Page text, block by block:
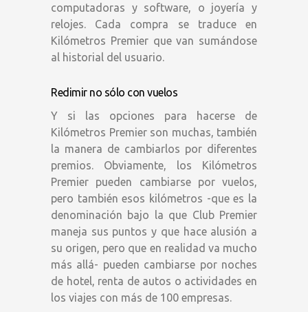
computadoras y software, o joyería y
relojes. Cada compra se traduce en
Kilómetros Premier que van sumándose
al historial del usuario.
Redimir no sólo con vuelos
Y si las opciones para hacerse de
Kilómetros Premier son muchas, también
la manera de cambiarlos por diferentes
premios. Obviamente, los Kilómetros
Premier pueden cambiarse por vuelos,
pero también esos kilómetros -que es la
denominación bajo la que Club Premier
maneja sus puntos y que hace alusión a
su origen, pero que en realidad va mucho
más allá- pueden cambiarse por noches
de hotel, renta de autos o actividades en
los viajes con más de 100 empresas.